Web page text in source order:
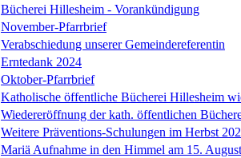
Bücherei Hillesheim - Vorankündigung
November-Pfarrbrief
Verabschiedung unserer Gemeindereferentin
Erntedank 2024
Oktober-Pfarrbrief
Katholische öffentliche Bücherei Hillesheim
Wiedereröffnung der kath. öffentlichen
Weitere Präventions-Schulungen im Herbst
Mariä Aufnahme in den Himmel am 15. August